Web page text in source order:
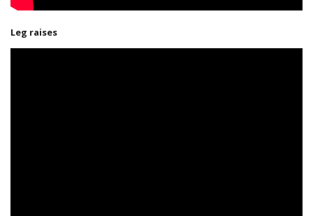
Leg raises